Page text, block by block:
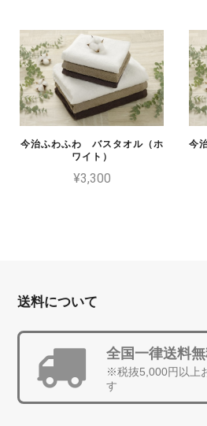
今治ふわふわ バスタオル（ホ
ワイト）
¥3,300
今
送料について
全国一律送料
※税抜5,000円以上
す